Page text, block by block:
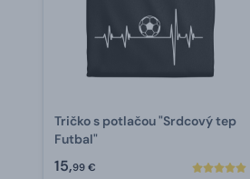
Tričko s potlačou "Srdcový tep
Futbal"
15,99 €